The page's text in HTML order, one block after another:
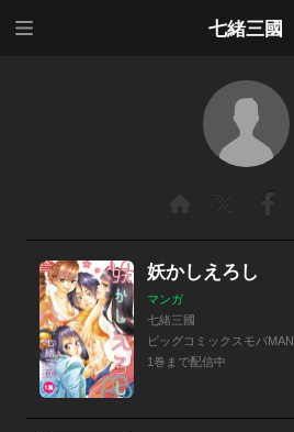
七緒三國
妖かしえろし
マンガ
七緒三國
ビッグコミックスモバMAN
1巻まで配信中